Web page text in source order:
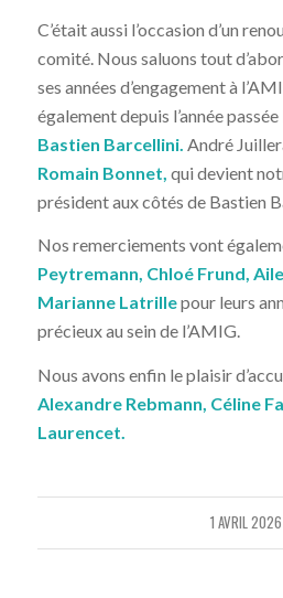
C’était aussi l’occasion d’un
comité. Nous saluons tout
ses années d’engagement à
également depuis l’année
Bastien Barcellini. André
Romain Bonnet, qui devient
président aux côtés de Bastien
Nos remerciements vont
Peytremann, Chloé Frund,
Marianne Latrillepour leurs
précieux au sein de l’AMIG.
Nous avons enfin le plaisir
Alexandre Rebmann, Céline
Laurencet.
1 AVRIL 2026